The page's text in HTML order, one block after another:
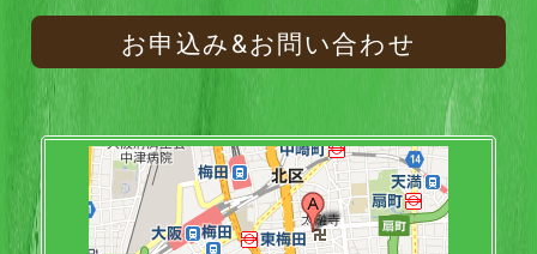
お申込み&お問い合わせ